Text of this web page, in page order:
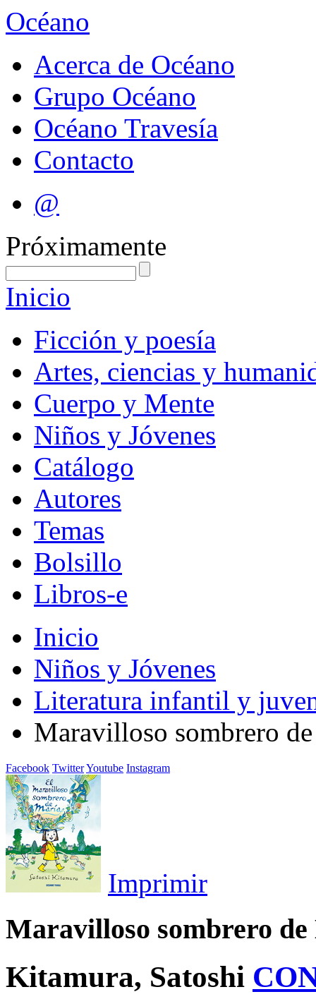
Océano
Acerca de Océano
Grupo Océano
Océano Travesía
Contacto
@
Próximamente
Inicio
Ficción y poesía
Artes, ciencias y
Cuerpo y Mente
Niños y Jóvenes
Catálogo
Autores
Temas
Bolsillo
Libros-e
Inicio
Niños y Jóvenes
Literatura infantil y
Maravilloso sombrero
Facebook TwitterYoutube Instagram
Imprimir
Maravilloso sombrero
Kitamura, Satoshi